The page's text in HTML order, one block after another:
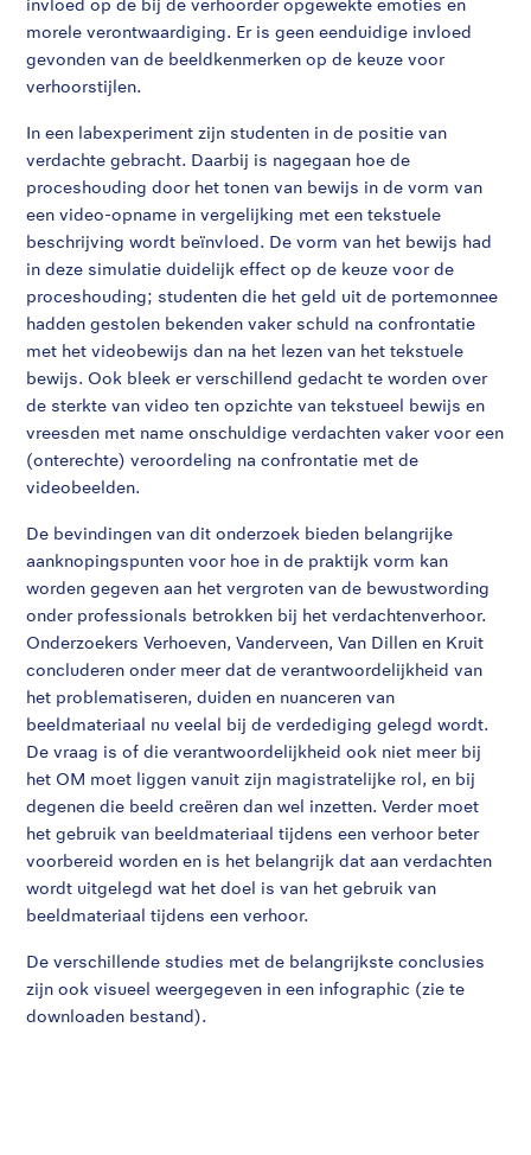
morele verontwaardiging. Er is geen eenduidige invloed
gevonden van de beeldkenmerken op de keuze voor
verhoorstijlen.
In een labexperiment zijn studenten in de positie van
verdachte gebracht. Daarbij is nagegaan hoe de
proceshouding door het tonen van bewijs in de vorm van
een video-opname in vergelijking met een tekstuele
beschrijving wordt beïnvloed. De vorm van het bewijs had
in deze simulatie duidelijk effect op de keuze voor de
proceshouding; studenten die het geld uit de portemonnee
hadden gestolen bekenden vaker schuld na confrontatie
met het videobewijs dan na het lezen van het tekstuele
bewijs. Ook bleek er verschillend gedacht te worden over
de sterkte van video ten opzichte van tekstueel bewijs en
vreesden met name onschuldige verdachten vaker voor een
(onterechte) veroordeling na confrontatie met de
videobeelden.
De bevindingen van dit onderzoek bieden belangrijke
aanknopingspunten voor hoe in de praktijk vorm kan
worden gegeven aan het vergroten van de bewustwording
onder professionals betrokken bij het verdachtenverhoor.
Onderzoekers Verhoeven, Vanderveen, Van Dillen en Kruit
concluderen onder meer dat de verantwoordelijkheid van
het problematiseren, duiden en nuanceren van
beeldmateriaal nu veelal bij de verdediging gelegd wordt.
De vraag is of die verantwoordelijkheid ook niet meer bij
het OM moet liggen vanuit zijn magistratelijke rol, en bij
degenen die beeld creëren dan wel inzetten. Verder moet
het gebruik van beeldmateriaal tijdens een verhoor beter
voorbereid worden en is het belangrijk dat aan verdachten
wordt uitgelegd wat het doel is van het gebruik van
beeldmateriaal tijdens een verhoor.
De verschillende studies met de belangrijkste conclusies
zijn ook visueel weergegeven in een infographic (zie te
downloaden bestand).